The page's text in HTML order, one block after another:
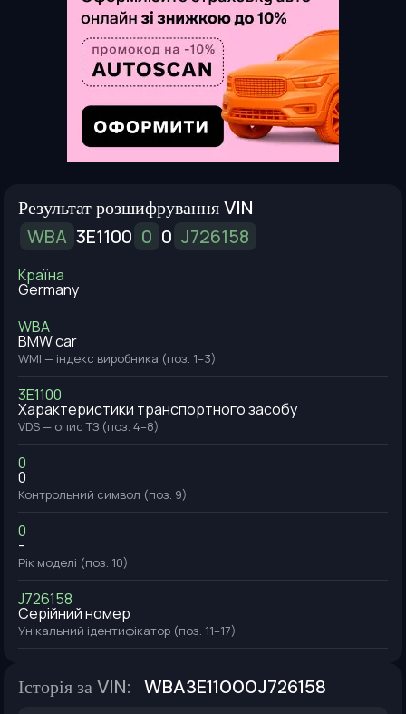
Результат розшифрування VIN
WBA 3E1100 0 0 J726158
Країна
Germany
WBA
BMW car
WMI — індекс виробника (поз. 1–3)
3E1100
Характеристики транспортного засобу
VDS — опис ТЗ (поз. 4–8)
0
0
Контрольний символ (поз. 9)
0
-
Рік моделі (поз. 10)
J726158
Серійний номер
Унікальний ідентифікатор (поз. 11–17)
Історія за VIN: WBA3E11000J726158